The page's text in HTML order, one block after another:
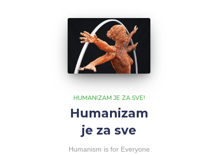
HUMANIZAM JE ZA SVE!
Humanizam
je za sve
Humanism is for Everyone